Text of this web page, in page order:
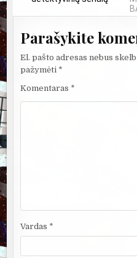
Parašykite
El. pašto adresas nebus
pažymėti *
Komentaras *
Vardas *